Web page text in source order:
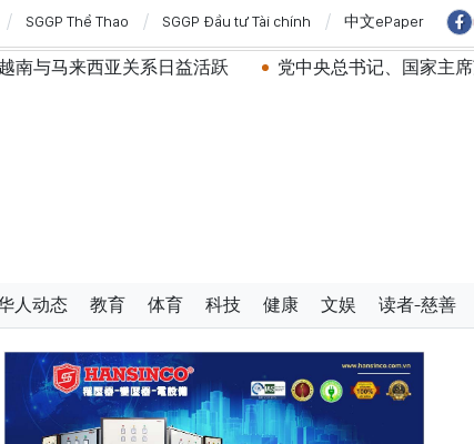
SGGP Thể Thao SGGP Đầu tư Tài chính 中文ePaper
亚关系日益活跃 党中央总书记、国家主席苏林：建
人动态 教育 体育 科技 健康 文娱 读者-慈善